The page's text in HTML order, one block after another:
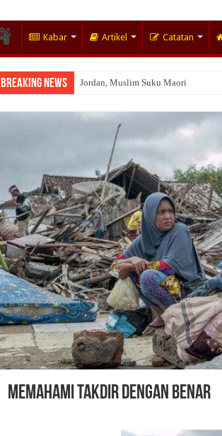
Kabar Artikel Catatan
Breaking News Jordan, Muslim Suku Maori
Wakaf Emas Muktamar
Memahami Takdir Dengan Benar